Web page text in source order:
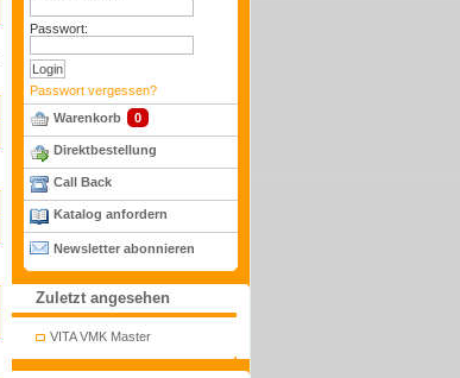
Passwort:
Passwort vergessen?
Warenkorb
0
Direktbestellung
Call Back
Katalog anfordern
Newsletter abonnieren
Zuletzt angesehen
VITA VMK Master